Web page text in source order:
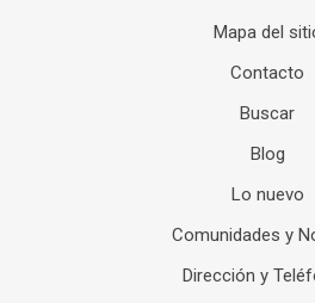
Mapa del
Contacto
Buscar
Blog
Lo nuevo
Comunidades y
Dirección y